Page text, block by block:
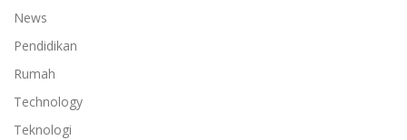
News
Pendidikan
Rumah
Technology
Teknologi